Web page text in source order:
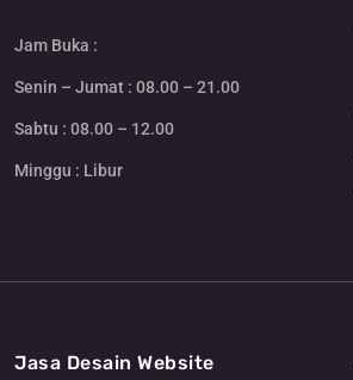
Jam Buka :
Senin – Jumat : 08.00 – 21.00
Sabtu : 08.00 – 12.00
Minggu : Libur
Jasa Desain Website